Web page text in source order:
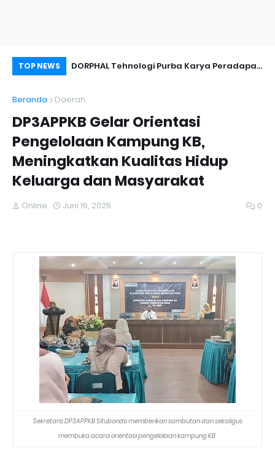
TOP NEWS
Anies
DORPHAL Tehnologi Purba Karya Peradapan
Beranda
Daerah
DP3APPKB Gelar Orientasi
Pengelolaan Kampung KB,
Meningkatkan Kualitas Hidup
Keluarga dan Masyarakat
Online Juni 16, 2025 0
Sekretaris DP3APPKB Situbondo memberikan sambutan dan sekaligus
membuka acara orientasi pengelolaan kampung KB